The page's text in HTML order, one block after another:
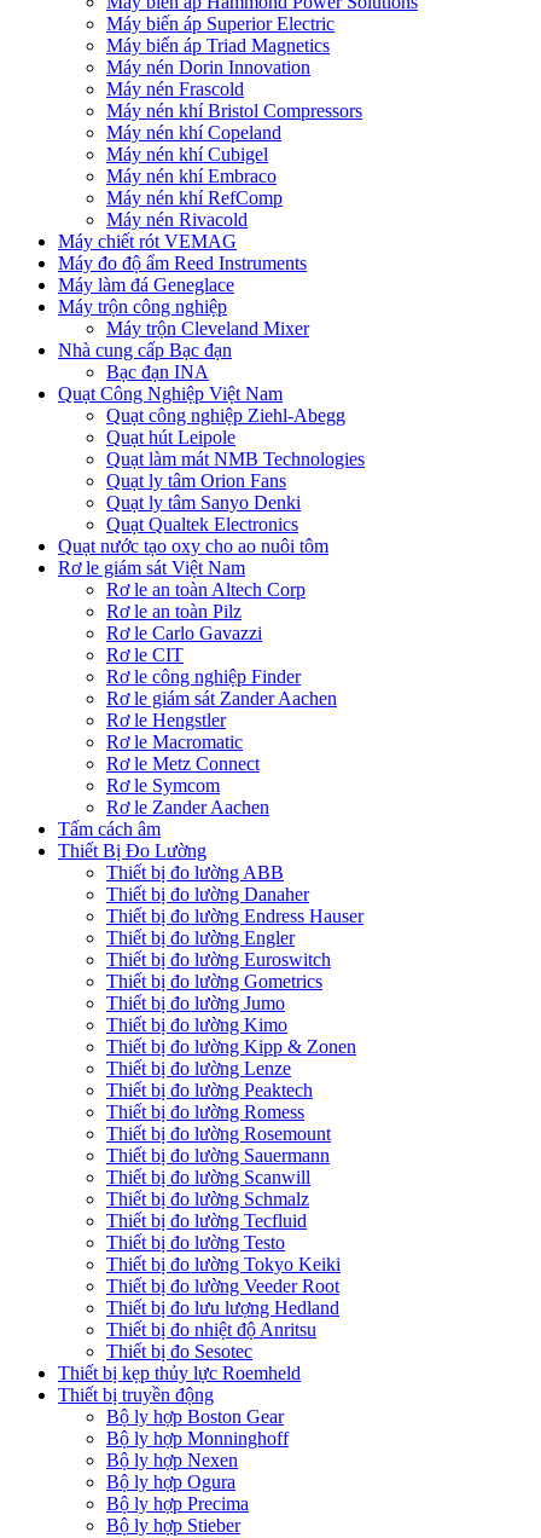
Máy biến áp Superior Electric
Máy biến áp Triad Magnetics
Máy nén Dorin Innovation
Máy nén Frascold
Máy nén khí Bristol Compressors
Máy nén khí Copeland
Máy nén khí Cubigel
Máy nén khí Embraco
Máy nén khí RefComp
Máy nén Rivacold
Máy chiết rót VEMAG
Máy đo độ ẩm Reed Instruments
Máy làm đá Geneglace
Máy trộn công nghiệp
Máy trộn Cleveland Mixer
Nhà cung cấp Bạc đạn
Bạc đạn INA
Quạt Công Nghiệp Việt Nam
Quạt công nghiệp Ziehl-Abegg
Quạt hút Leipole
Quạt làm mát NMB Technologies
Quạt ly tâm Orion Fans
Quạt ly tâm Sanyo Denki
Quạt Qualtek Electronics
Quạt nước tạo oxy cho ao nuôi tôm
Rơ le giám sát Việt Nam
Rơ le an toàn Altech Corp
Rơ le an toàn Pilz
Rơ le Carlo Gavazzi
Rơ le CIT
Rơ le công nghiệp Finder
Rơ le giám sát Zander Aachen
Rơ le Hengstler
Rơ le Macromatic
Rơ le Metz Connect
Rơ le Symcom
Rơ le Zander Aachen
Tấm cách âm
Thiết Bị Đo Lường
Thiết bị đo lường ABB
Thiết bị đo lường Danaher
Thiết bị đo lường Endress Hauser
Thiết bị đo lường Engler
Thiết bị đo lường Euroswitch
Thiết bị đo lường Gometrics
Thiết bị đo lường Jumo
Thiết bị đo lường Kimo
Thiết bị đo lường Kipp & Zonen
Thiết bị đo lường Lenze
Thiết bị đo lường Peaktech
Thiết bị đo lường Romess
Thiết bị đo lường Rosemount
Thiết bị đo lường Sauermann
Thiết bị đo lường Scanwill
Thiết bị đo lường Schmalz
Thiết bị đo lường Tecfluid
Thiết bị đo lường Testo
Thiết bị đo lường Tokyo Keiki
Thiết bị đo lường Veeder Root
Thiết bị đo lưu lượng Hedland
Thiết bị đo nhiệt độ Anritsu
Thiết bị đo Sesotec
Thiết bị kẹp thủy lực Roemheld
Thiết bị truyền động
Bộ ly hợp Boston Gear
Bộ ly hợp Monninghoff
Bộ ly hợp Nexen
Bộ ly hợp Ogura
Bộ ly hợp Precima
Bộ ly hợp Stieber